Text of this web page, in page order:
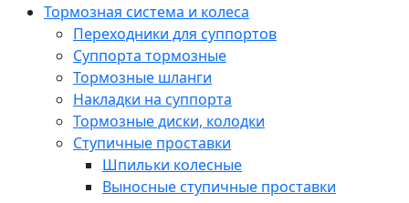
Тормозная система и колеса
Переходники для суппортов
Суппорта тормозные
Тормозные шланги
Накладки на суппорта
Тормозные диски, колодки
Ступичные проставки
Шпильки колесные
Выносные ступичные проставки